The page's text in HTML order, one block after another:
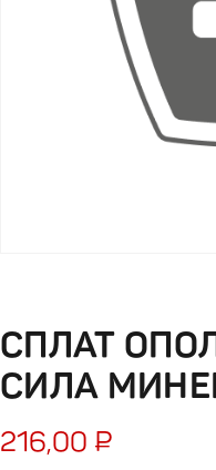
СПЛАТ
СИЛА
216,00 ₽